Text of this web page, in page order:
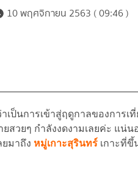
10 พฤศจิกายน 2563 ( 09:46 )
ป็นการเข้าสู่ฤดูกาลของการเ
สวยๆ กำลังงดงามเลยค่ะ แน่น
ยมาถึง หมู่เกาะสุรินทร์ เกาะที่